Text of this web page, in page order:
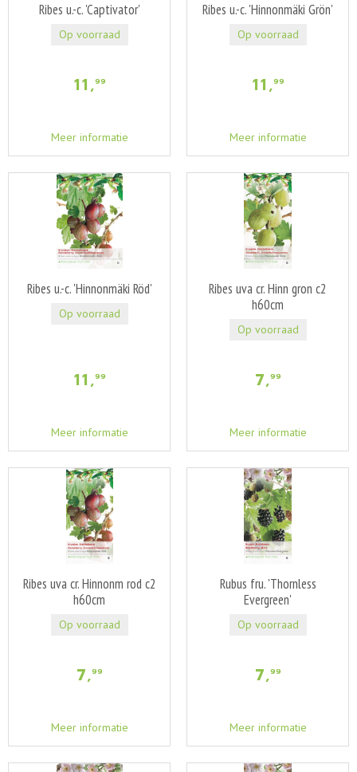
Ribes u.-c. 'Captivator'
11 ,99
Meer informatie
Op voorraad
Ribes u.-c. 'Hinnonmäki Grön'
11 ,99
Meer informatie
Op voorraad
Ribes u.-c. 'Hinnonmäki Röd'
11 ,99
Meer informatie
Op voorraad
Ribes uva cr. Hinn gron c2
h60cm
7,99
Meer informatie
Op voorraad
Ribes uva cr. Hinnonm rod c2
h60cm
7,99
Meer informatie
Op voorraad
Rubus fru. 'Thornless
Evergreen'
7,99
Meer informatie
Op voorraad